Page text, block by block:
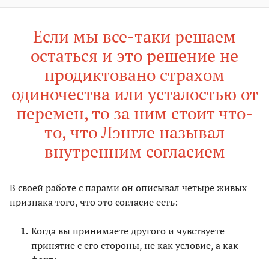
Если мы все-таки решаем
остаться и это решение не
продиктовано страхом
одиночества или усталостью от
перемен, то за ним стоит что-
то, что Лэнгле называл
внутренним согласием
В своей работе с парами он описывал четыре живых
признака того, что это согласие есть:
Когда вы принимаете другого и чувствуете
принятие с его стороны, не как условие, а как